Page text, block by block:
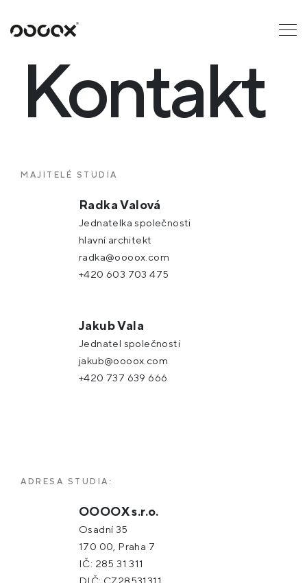
U
ČTI JAKO
Kontakt
MAJITELÉ STUDIA
Radka Valová
Jednatelka společnosti
hlavní architekt
radka@oooox.com
+420 603 703 475
Jakub Vala
Jednatel společnosti
jakub@oooox.com
+420 737 639 666
ADRESA STUDIA:
OOOOX s.r.o.
Osadní 35
170 00, Praha 7
IČ: 285 31 311
DIČ: CZ28531311